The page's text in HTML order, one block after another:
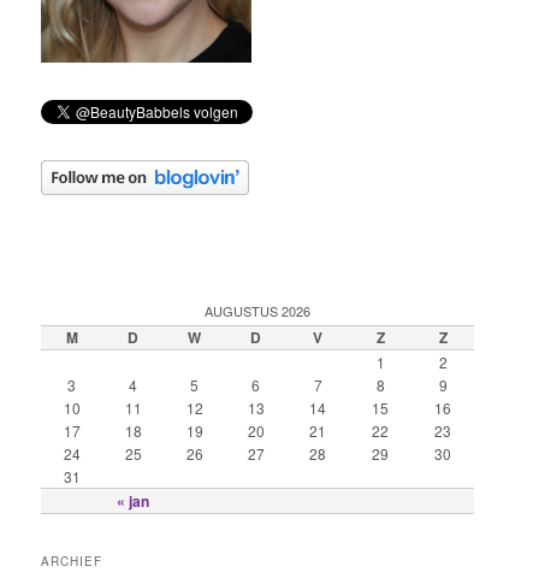
AUGUSTUS 2026
M D W D V Z Z
« jan
1
2
3
4 5 6 7 8
9
10
11 12 13 14 15
16
17
18 19 20 21 22
23
24
25 26 27 28 29
30
31
ARCHIEF